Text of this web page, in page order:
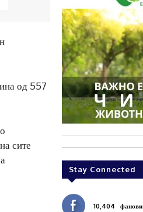
од 557
сите
Stay Connected
10,404 фанови